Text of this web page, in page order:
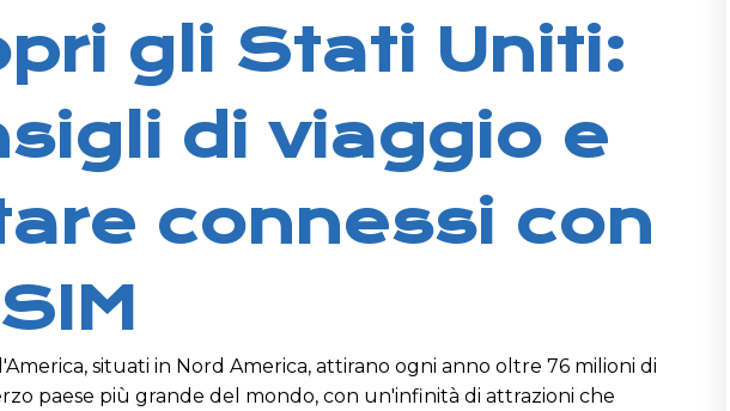
gli Stati Uniti:
di viaggio e
connessi con
situati in Nord America, attirano ogni anno oltre 76 milioni di
paese più grande del mondo, con un'infinità di attrazioni che